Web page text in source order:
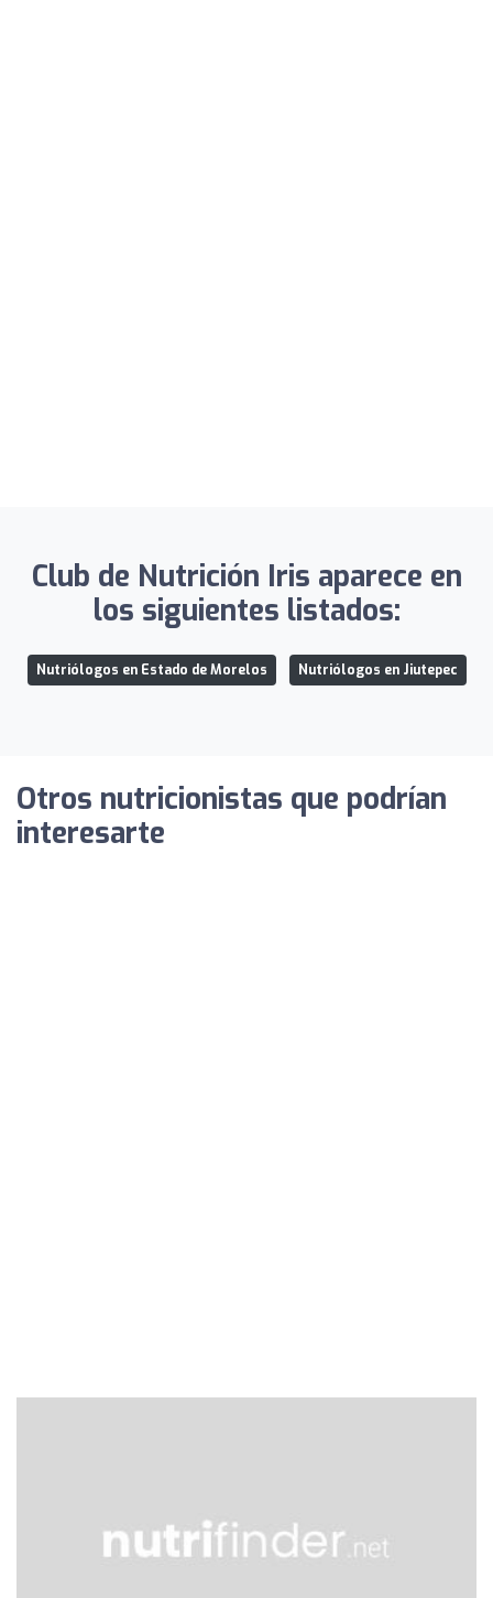
Club de Nutrición Iris aparece en
los siguientes listados:
Nutriólogos en Estado de Morelos Nutriólogos en Jiutepec
Otros nutricionistas que podrían
interesarte